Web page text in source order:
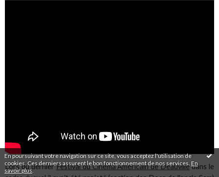
En poursuivant votre navigation sur ce site, vous acceptez l'utilisation de
cookies. Ces derniers assurent le bon fonctionnement de nos services. En
savoir plus.
Lors du dernierFestival du Cinéma Américain de Deauvilledans le